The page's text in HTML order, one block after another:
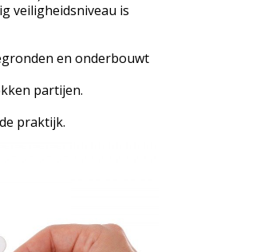
veiligheidsniveau is
en onderbouwt
partijen.
praktijk.